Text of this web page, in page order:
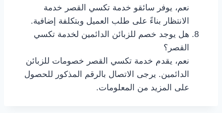
نعم، يوفر سائقو خدمة تكسي القصر خدمة
الانتظار بناءً على طلب العميل وبتكلفة إضافية.
هل يوجد خصم للزبائن الدائمين لخدمة تكسي
القصر؟
نعم، يقدم خدمة تكسي القصر خصومات للزبائن
الدائمين. يرجى الاتصال بالرقم المذكور للحصول
على المزيد من المعلومات.